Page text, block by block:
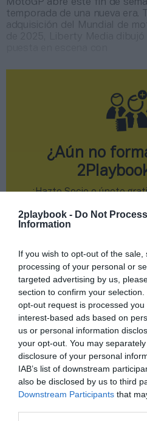
2playbook - Do Not
Information
If you wish to opt-out of the
processing of your personal or
targeted advertising by us,
section to confirm your
opt-out request is processed
interest-based ads based on
us or personal information
your opt-out. You may
disclosure of your personal
IAB’s list of downstream
also be disclosed by us to third
Downstream Participants that
Índex2P
MotoGP
MotoGP abre este fin de
temporada de una nueva era.
adquisición del Mundial de
¿Aún no
¡Hazte Socio o únete
¡Suscríbete!
Compartir